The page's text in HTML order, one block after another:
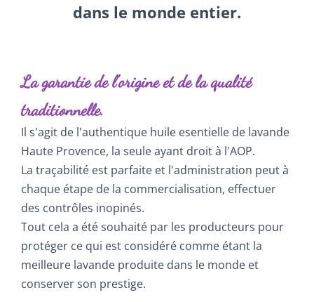
dans le monde entier.
La garantie de l'origine et de la qualité
traditionnelle.
Il s'agit de l'authentique huile esentielle de lavande
Haute Provence, la seule ayant droit à l'AOP.
La traçabilité est parfaite et l'administration peut à
chaque étape de la commercialisation, effectuer
des contrôles inopinés.
Tout cela a été souhaité par les producteurs pour
protéger ce qui est considéré comme étant la
meilleure lavande produite dans le monde et
conserver son prestige.